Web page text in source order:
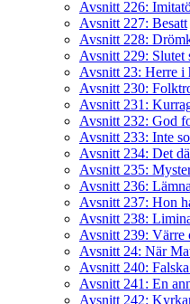
Avsnitt 226:
Avsnitt 227: Besatt
Avsnitt 228:
Avsnitt 229: Slutet
Avsnitt 23: Herre i
Avsnitt 230:
Avsnitt 231:
Avsnitt 232: God
Avsnitt 233: Inte
Avsnitt 234: Det
Avsnitt 235:
Avsnitt 236:
Avsnitt 237: Hon
Avsnitt 238:
Avsnitt 239: Värre
Avsnitt 24: När
Avsnitt 240:
Avsnitt 241: En
Avsnitt 242: